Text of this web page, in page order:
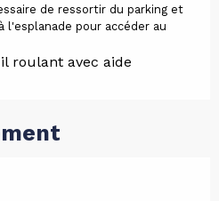
de ressortir du parking et
l'esplanade pour accéder au
roulant avec aide